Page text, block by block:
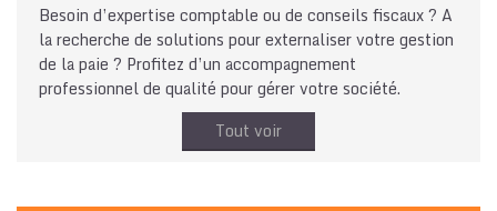
Besoin d’expertise comptable ou de conseils fiscaux ? A
la recherche de solutions pour externaliser votre gestion
de la paie ? Profitez d’un accompagnement
professionnel de qualité pour gérer votre société.
Tout voir